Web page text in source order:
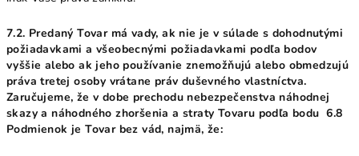
7.2. Predaný Tovar má vady, ak nie je v súlade s dohodnutými
požiadavkami a všeobecnými požiadavkami podľa bodov
vyššie alebo ak jeho používanie znemožňujú alebo obmedzujú
práva tretej osoby vrátane práv duševného vlastníctva.
Zaručujeme, že v dobe prechodu nebezpečenstva náhodnej
skazy a náhodného zhoršenia a straty Tovaru podľa bodu 6.8
Podmienok je Tovar bez vád, najmä, že: